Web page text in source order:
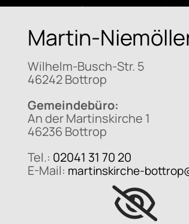
Martin-
Wilhelm-Busch-Str. 5
46242 Bottrop
Gemeindebüro:
An der Martinskirche 1
46236 Bottrop
Tel.: 02041 31 70 20
E-Mail: martinskirche-